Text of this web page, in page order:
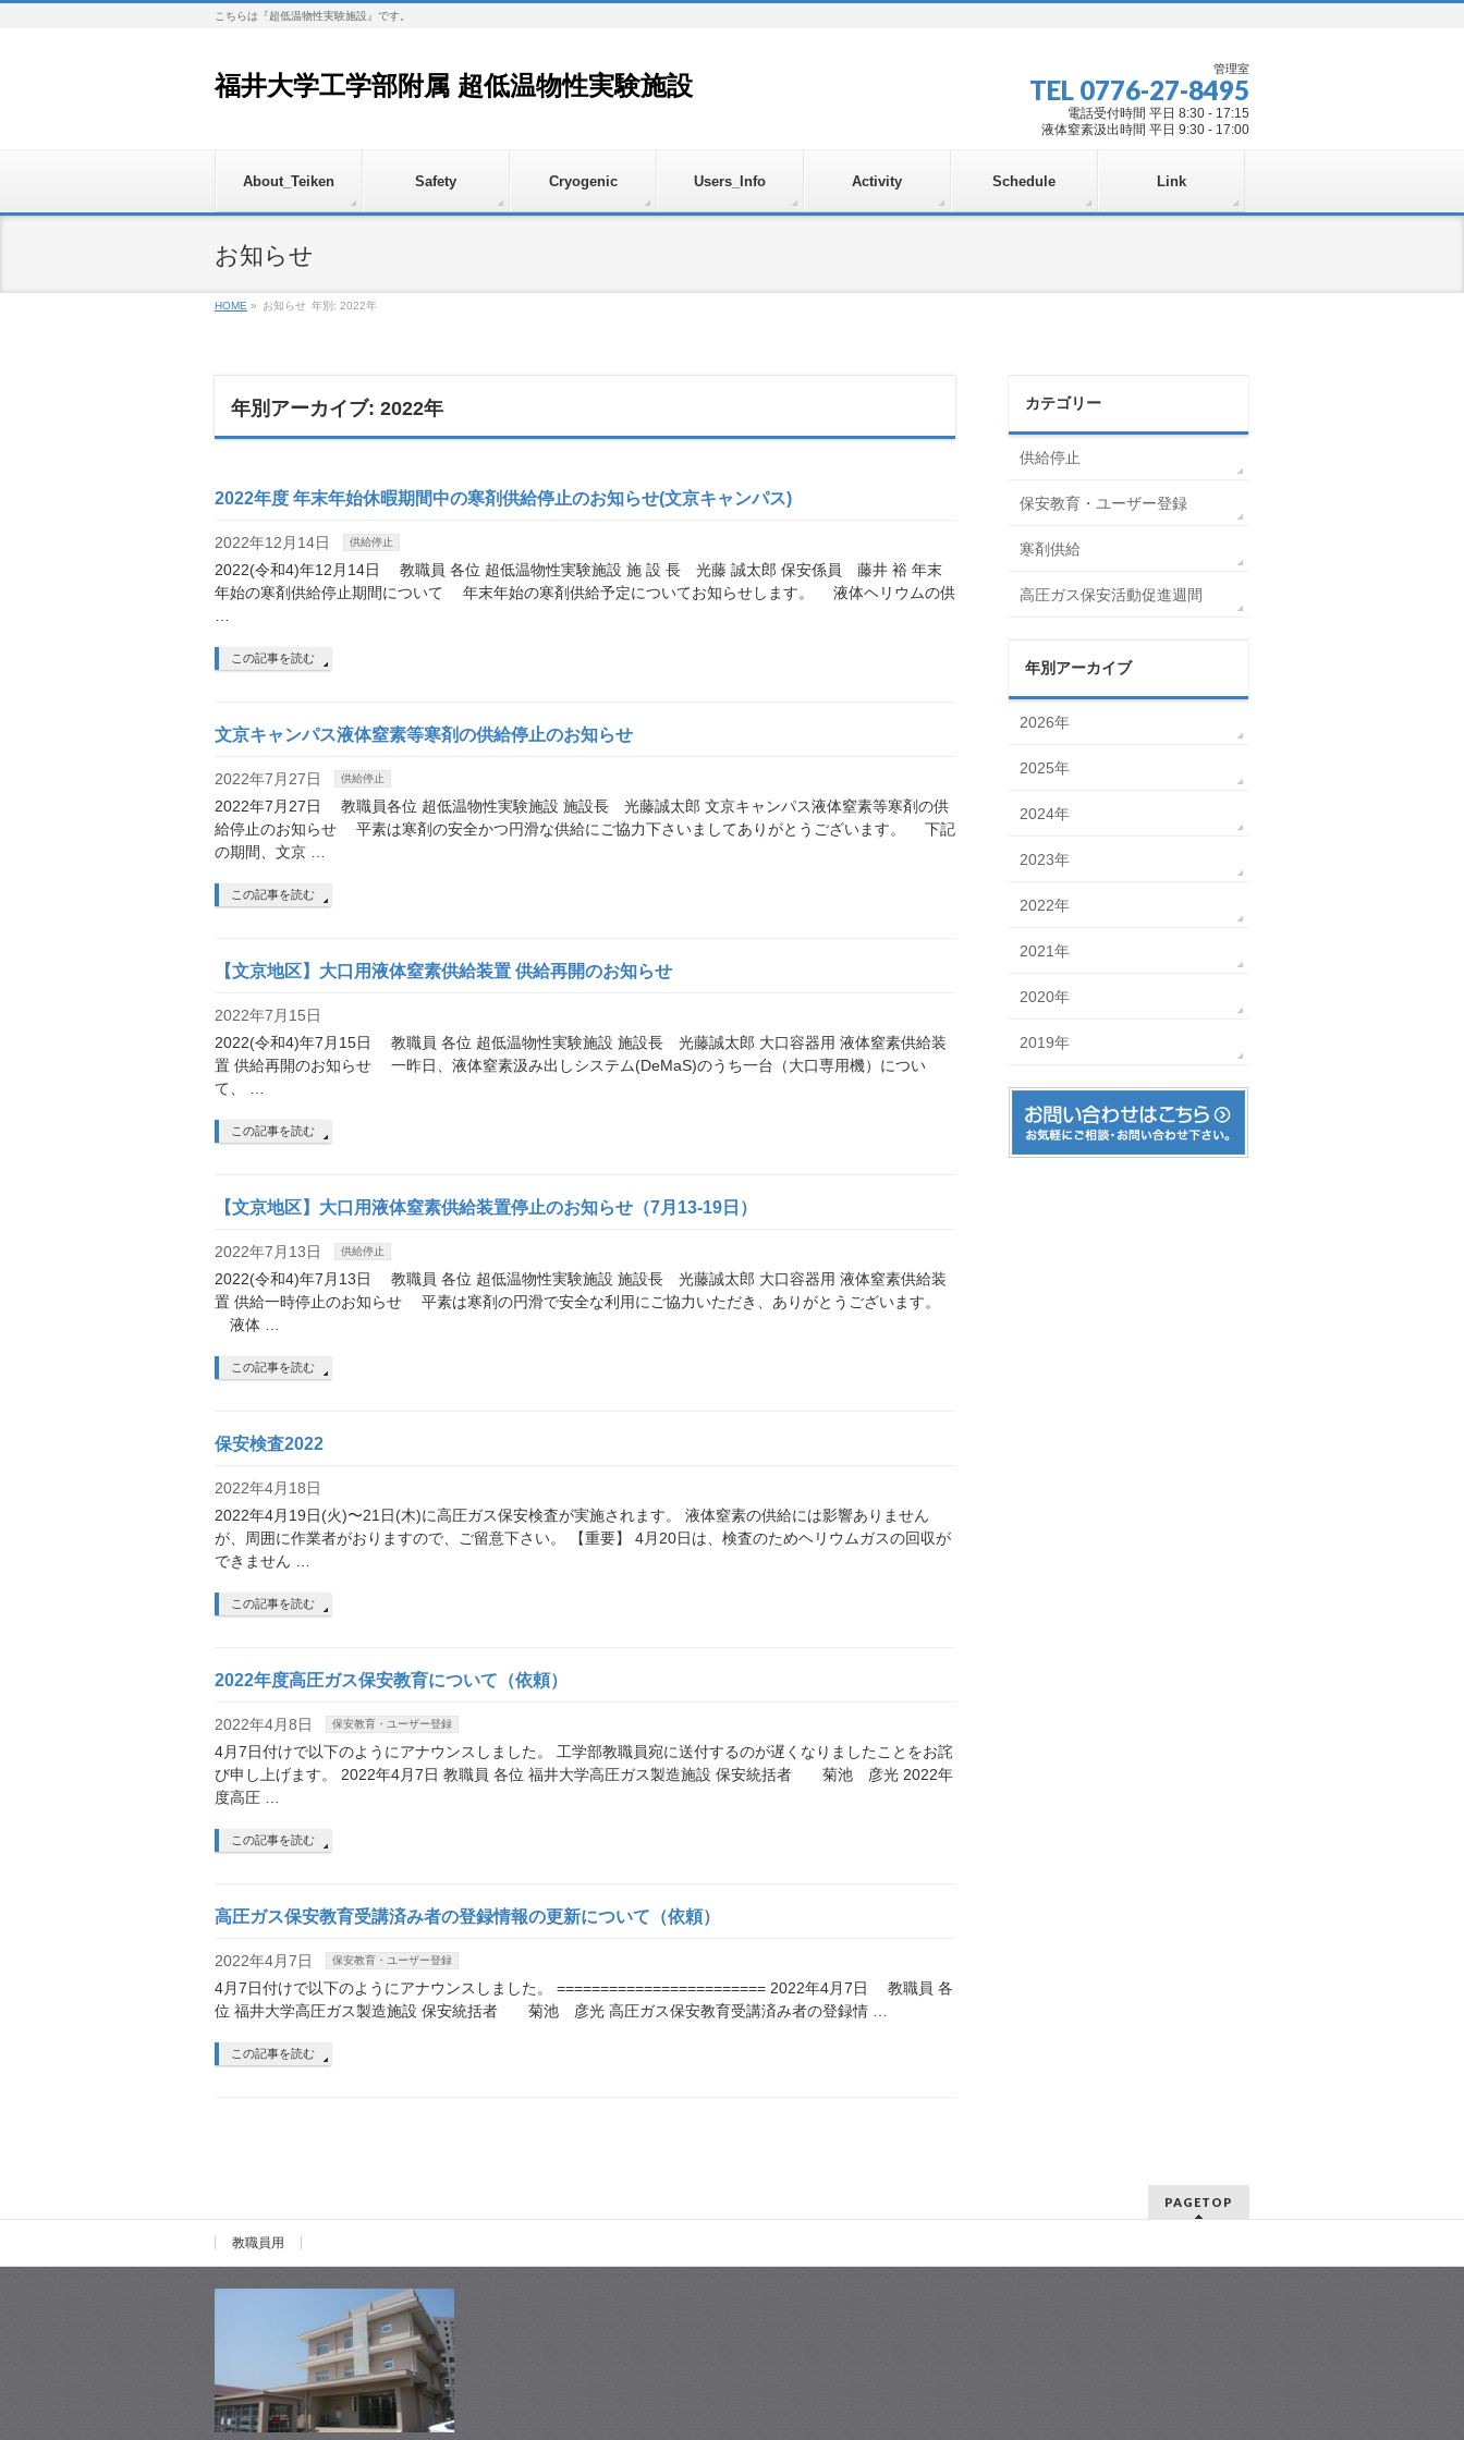
こちらは『超低温物性実験施設』です。
福井大学工学部附属 超低温物性実験施設
管理室
TEL 0776-27-8495
電話受付時間 平日 8:30 - 17:15
液体窒素汲出時間 平日 9:30 - 17:00
About_Teiken Safety Cryogenic Users_Info Activity Schedule Link
お知らせ
HOME » お知らせ 年別: 2022年
年別アーカイブ: 2022年
2022年度 年末年始休暇期間中の寒剤供給停止のお知らせ(文京キャンパス)
2022年12月14日 供給停止
2022(令和4)年12月14日 教職員 各位 超低温物性実験施設 施 設 長 光藤 誠太郎 保安係員 藤井 裕 年末
年始の寒剤供給停止期間について 年末年始の寒剤供給予定についてお知らせします。 液体ヘリウムの供
この記事を読む
文京キャンパス液体窒素等寒剤の供給停止のお知らせ
2022年7月27日 供給停止
2022年7月27日 教職員各位 超低温物性実験施設 施設長 光藤誠太郎 文京キャンパス液体窒素等寒剤の供
給停止のお知らせ 平素は寒剤の安全かつ円滑な供給にご協力下さいましてありがとうございます。 下記
の期間、文京 …
この記事を読む
【文京地区】大口用液体窒素供給装置 供給再開のお知らせ
2022年7月15日
2022(令和4)年7月15日 教職員 各位 超低温物性実験施設 施設長 光藤誠太郎 大口容器用 液体窒素供給装
置 供給再開のお知らせ 一昨日、液体窒素汲み出しシステム(DeMaS)のうち一台（大口専用機）につい
て、 …
この記事を読む
【文京地区】大口用液体窒素供給装置停止のお知らせ（7月13-19日）
2022年7月13日 供給停止
2022(令和4)年7月13日 教職員 各位 超低温物性実験施設 施設長 光藤誠太郎 大口容器用 液体窒素供給装
置 供給一時停止のお知らせ 平素は寒剤の円滑で安全な利用にご協力いただき、ありがとうございます。
液体 …
この記事を読む
保安検査2022
2022年4月18日
2022年4月19日(火)〜21日(木)に高圧ガス保安検査が実施されます。 液体窒素の供給には影響ありません
が、周囲に作業者がおりますので、ご留意下さい。 【重要】 4月20日は、検査のためヘリウムガスの回収が
できません …
この記事を読む
2022年度高圧ガス保安教育について（依頼）
2022年4月8日 保安教育・ユーザー登録
4月7日付けで以下のようにアナウンスしました。 工学部教職員宛に送付するのが遅くなりましたことをお詫
び申し上げます。 2022年4月7日 教職員 各位 福井大学高圧ガス製造施設 保安統括者 菊池 彦光 2022年
度高圧 …
この記事を読む
高圧ガス保安教育受講済み者の登録情報の更新について（依頼）
2022年4月7日 保安教育・ユーザー登録
4月7日付けで以下のようにアナウンスしました。 ======================== 2022年4月7日 教職員 各
位 福井大学高圧ガス製造施設 保安統括者 菊池 彦光 高圧ガス保安教育受講済み者の登録情 …
この記事を読む
カテゴリー
供給停止
保安教育・ユーザー登録
寒剤供給
高圧ガス保安活動促進週間
年別アーカイブ
2026年
2025年
2024年
2023年
2022年
2021年
2020年
2019年
PAGETOP
教職員用